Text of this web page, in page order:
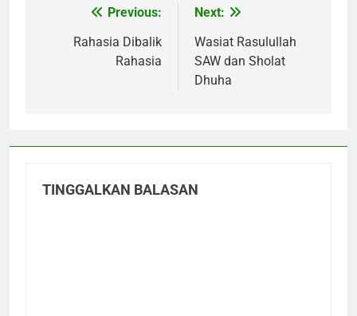
NavigasiPrevious:
Rahasia Dibalik
Rahasia
Next:
Wasiat Rasulullah
SAW dan Sholat
Dhuha
TINGGALKAN BALASAN